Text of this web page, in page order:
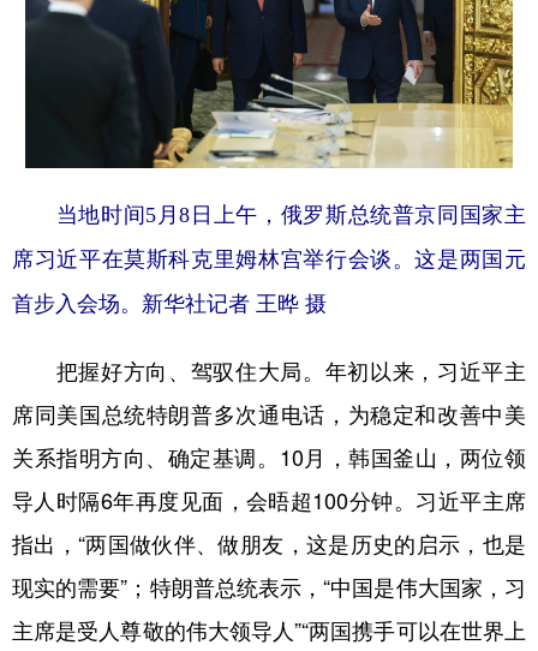
当地时间5月8日上午，俄罗斯总统普京同国家主
席习近平在莫斯科克里姆林宫举行会谈。这是两国元
首步入会场。新华社记者 王晔 摄
把握好方向、驾驭住大局。年初以来，习近平主
席同美国总统特朗普多次通电话，为稳定和改善中美
关系指明方向、确定基调。10月，韩国釜山，两位领
导人时隔6年再度见面，会晤超100分钟。习近平主席
指出，“两国做伙伴、做朋友，这是历史的启示，也是
现实的需要”；特朗普总统表示，“中国是伟大国家，习
主席是受人尊敬的伟大领导人”“两国携手可以在世界上